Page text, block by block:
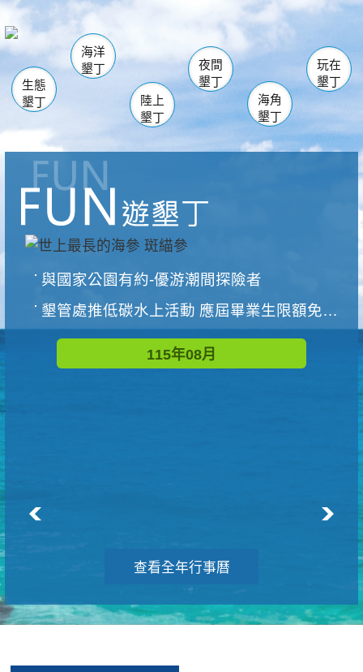
南仁湖
海生館
恆春 佳樂水
龍鑾潭自然中心 森林遊樂區
瓊麻館
關山 墾管處遊客中心
社頂公園 風吹沙
船帆石
白砂 龍磐公園
香蕉灣
砂島
鵝鑾鼻
生態
墾丁
海洋
墾丁
陸上
墾丁
夜間
墾丁
海角
墾丁
玩在
墾丁
與國家公園有約-優游潮間探險者
墾管處推低碳水上活動 應屆畢業生限額免費參加
115年08月
查看全年行事曆